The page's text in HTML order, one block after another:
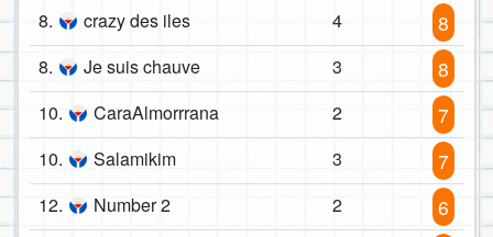
8. crazy des iles 4 8
8. Je suis chauve 3 8
10. CaraAlmorrrana 2 7
10. Salamikim 3 7
12. Number 2 2 6